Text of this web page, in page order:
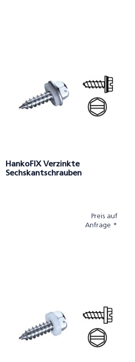
HankoFIX Verzinkte
Sechskantschrauben
Preis auf
Anfrage *